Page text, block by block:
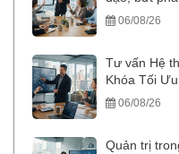
06/08/26
Tư vấn Hệ
Khóa Tối
06/08/26
Quản trị